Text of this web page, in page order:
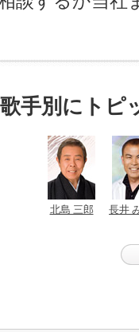
歌手別にトピ
北島 三郎 長井